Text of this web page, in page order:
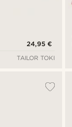
24,95 €
TAILOR TOKI